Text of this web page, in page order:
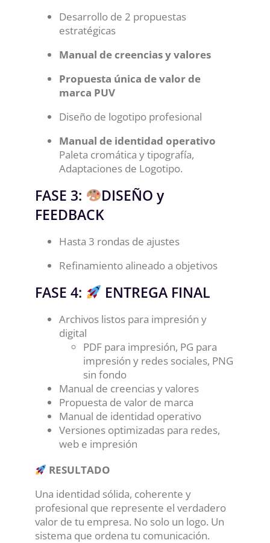
Desarrollo de 2 propuestas
estratégicas
Manual de creencias y valores
Propuesta única de valor de
marca PUV
Diseño de logotipo profesional
Manual de identidad operativo
Paleta cromática y tipografía,
Adaptaciones de Logotipo.
FASE 3:
DISEÑO y
FEEDBACK
Hasta 3 rondas de ajustes
Refinamiento alineado a objetivos
FASE 4: ENTREGA FINAL
Archivos listos para impresión y
digital
PDF para impresión, PG para
impresión y redes sociales, PNG
sin fondo
Manual de creencias y valores
Propuesta de valor de marca
Manual de identidad operativo
Versiones optimizadas para redes,
web e impresión
RESULTADO
Una identidad sólida, coherente y
profesional que represente el verdadero
valor de tu empresa. No solo un logo. Un
sistema que ordena tu comunicación.